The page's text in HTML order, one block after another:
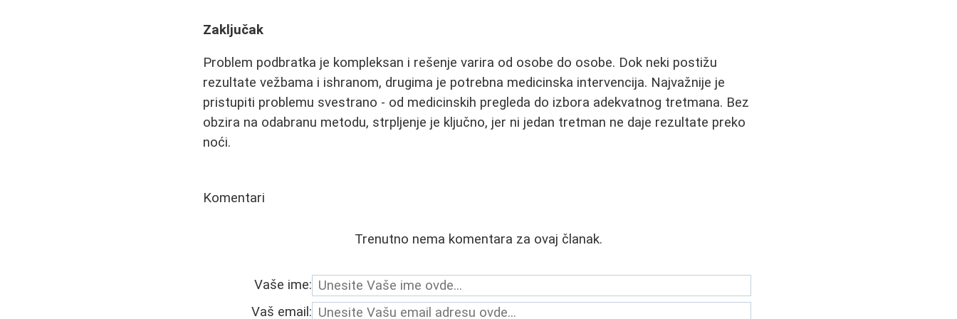
Zaključak
Problem podbratka je kompleksan i rešenje varira od osobe do osobe. Dok neki postižu
rezultate vežbama i ishranom, drugima je potrebna medicinska intervencija. Najvažnije je
pristupiti problemu svestrano - od medicinskih pregleda do izbora adekvatnog tretmana. Bez
obzira na odabranu metodu, strpljenje je ključno, jer ni jedan tretman ne daje rezultate preko
noći.
Komentari
Trenutno nema komentara za ovaj članak.
Vaše ime:
Vaš email: